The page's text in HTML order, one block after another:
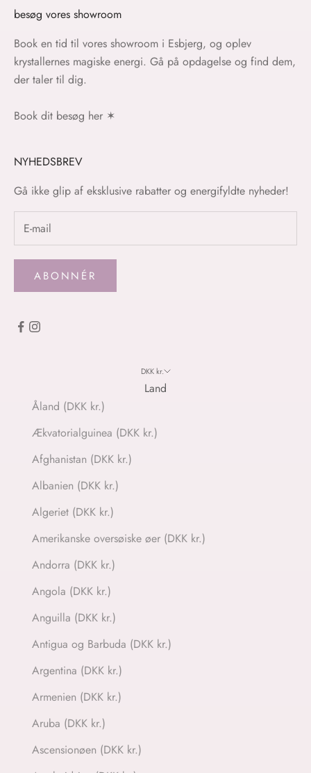
besøg vores showroom
Book en tid til vores showroom i Esbjerg, og oplev
krystallernes magiske energi. Gå på opdagelse og find dem,
der taler til dig.
Book dit besøg her ✶
NYHEDSBREV
Gå ikke glip af eksklusive rabatter og energifyldte nyheder!
ABONNÉR
DKK kr.
Land
Åland (DKK kr.)
Ækvatorialguinea (DKK kr.)
Afghanistan (DKK kr.)
Albanien (DKK kr.)
Algeriet (DKK kr.)
Amerikanske oversøiske øer (DKK kr.)
Andorra (DKK kr.)
Angola (DKK kr.)
Anguilla (DKK kr.)
Antigua og Barbuda (DKK kr.)
Argentina (DKK kr.)
Armenien (DKK kr.)
Aruba (DKK kr.)
Ascensionøen (DKK kr.)